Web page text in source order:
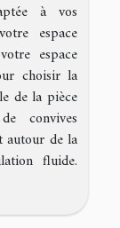
à vos
espace
espace
choisir la
de la pièce
convives
autour de la
fluide.